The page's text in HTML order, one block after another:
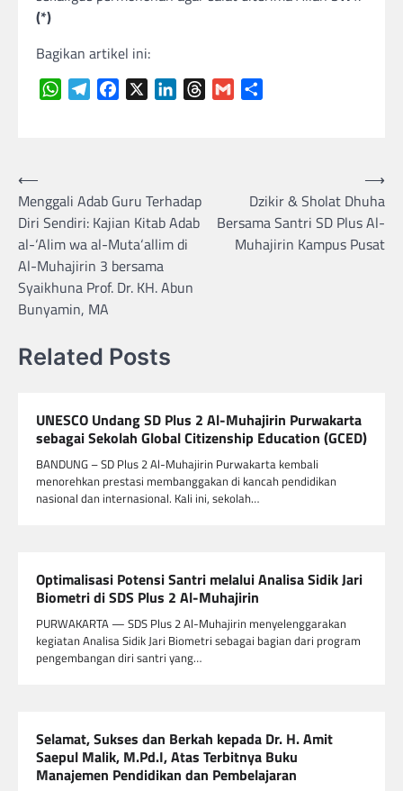
(*)
Bagikan artikel ini:
WhatsAppTelegramFacebook LinkedInThreads
Gmail
Navigasi
pos
⟵
Menggali Adab Guru Terhadap
Diri Sendiri: Kajian Kitab Adab
al-‘Alim wa al-Muta‘allim di
Al-Muhajirin 3 bersama
Syaikhuna Prof. Dr. KH. Abun
Bunyamin, MA
Dzikir & Sholat Dhuha
Bersama Santri SD Plus Al-
Muhajirin Kampus Pusat
⟶
Related Posts
UNESCO Undang SD Plus 2 Al-Muhajirin Purwakarta
sebagai Sekolah Global Citizenship Education (GCED)
BANDUNG – SD Plus 2 Al-Muhajirin Purwakarta kembali
menorehkan prestasi membanggakan di kancah pendidikan
nasional dan internasional. Kali ini, sekolah…
Optimalisasi Potensi Santri melalui Analisa Sidik Jari
Biometri di SDS Plus 2 Al-Muhajirin
PURWAKARTA — SDS Plus 2 Al-Muhajirin menyelenggarakan
kegiatan Analisa Sidik Jari Biometri sebagai bagian dari program
pengembangan diri santri yang…
Selamat, Sukses dan Berkah kepada Dr. H. Amit
Saepul Malik, M.Pd.I, Atas Terbitnya Buku
Manajemen Pendidikan dan Pembelajaran